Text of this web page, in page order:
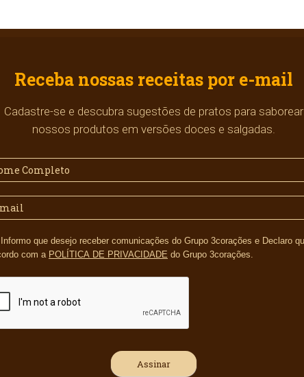
Receba nossas receitas por e-mail
Cadastre-se e descubra sugestões de pratos para saborear
nossos produtos em versões doces e salgadas.
com a POLÍTICA DE PRIVACIDADE do Grupo 3corações.